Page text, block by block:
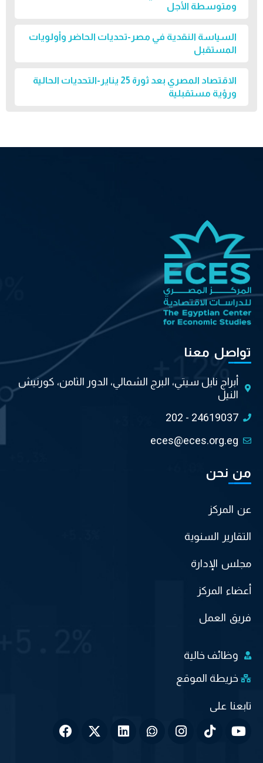
ومتوسطة الأجل
السياسة النقدية في مصر-تحديات الحاضر وأولويات
المستقبل
الاقتصاد المصري بعد ثورة 25 يناير-التحديات الحالية
ورؤية مستقبلية
تواصل معنا
أبراج نايل سيتي، البرج الشمالي، الدور الثامن، كورنيش
النيل
202 - 24619037
eces@eces.org.eg
من نحن
عن المركز
التقارير السنوية
مجلس الإدارة
أعضاء المركز
فريق العمل
وظائف خالية
خريطة الموقع